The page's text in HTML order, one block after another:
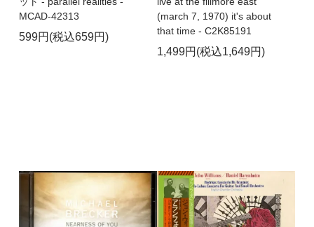
MCAD-42313
599円(税込659円)
(march 7, 1970) it's about
that time - C2K85191
1,499円(税込1,649円)